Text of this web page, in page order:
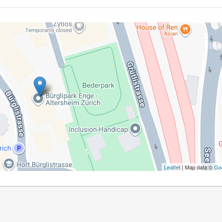
Leaflet | Map data ©